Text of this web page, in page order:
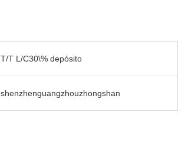
T/T L/C30\% depósito
shenzhenguangzhouzhongshan